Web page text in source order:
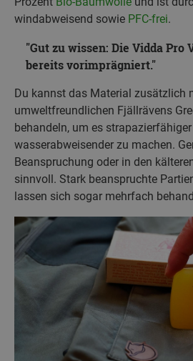
windabweisend sowie PFC-frei.
Gut zu wissen: Die Vidda Pro
bereits vorimprägniert.
Du kannst das Material zusätzlich
umweltfreundlichen Fjällrävens
behandeln, um es
wasserabweisender zu machen.
Beanspruchung oder in den
sinnvoll. Stark beanspruchte
lassen sich sogar mehrfach